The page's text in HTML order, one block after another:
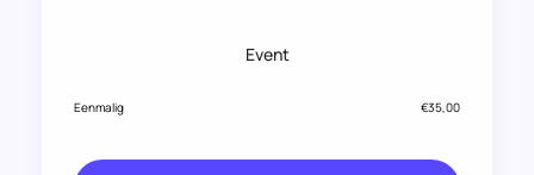
Event
Eenmalig €35,00